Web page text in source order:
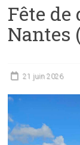
Fête
Nantes
21 juin 2026